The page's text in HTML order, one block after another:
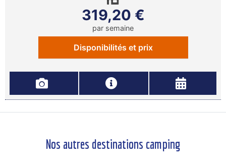
319,20 €
par semaine
Disponibilités et prix
Nos autres destinations camping